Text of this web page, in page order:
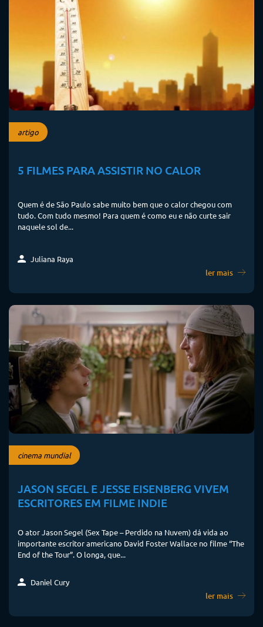
artigo
5 FILMES PARA ASSISTIR NO CALOR
Quem é de São Paulo sabe muito bem que o calor chegou com
tudo. Com tudo mesmo! Para quem é como eu e não curte sair
naquele sol de...
Juliana Raya
ler mais
cinema mundial
JASON SEGEL E JESSE EISENBERG VIVEM
ESCRITORES EM FILME INDIE
O ator Jason Segel (Sex Tape – Perdido na Nuvem) dá vida ao
importante escritor americano David Foster Wallace no filme “The
End of the Tour”. O longa, que...
Daniel Cury
ler mais